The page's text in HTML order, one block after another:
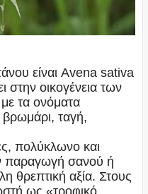
είναι Avena sativa
στην οικογένεια των
τα ονόματα
ταγή,
πολύκλωνο και
παραγωγή σανού ή
θρεπτική αξία. Στους